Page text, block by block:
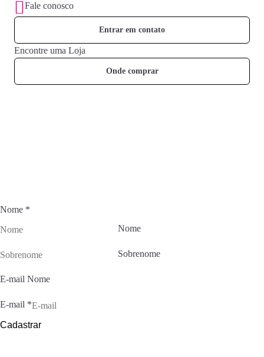
Fale conosco
Entrar em contato
Encontre uma Loja
Onde comprar
Nome *
Nome
Sobrenome
E-mail Nome
E-mail *
Cadastrar